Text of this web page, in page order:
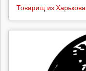
Товарищ из Харькова